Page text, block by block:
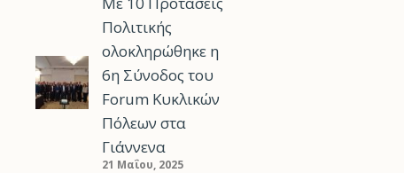
Πολιτικής
ολοκληρώθηκε η
6η Σύνοδος του
Forum Κυκλικών
Πόλεων στα
Γιάννενα
21 Μαΐου, 2025